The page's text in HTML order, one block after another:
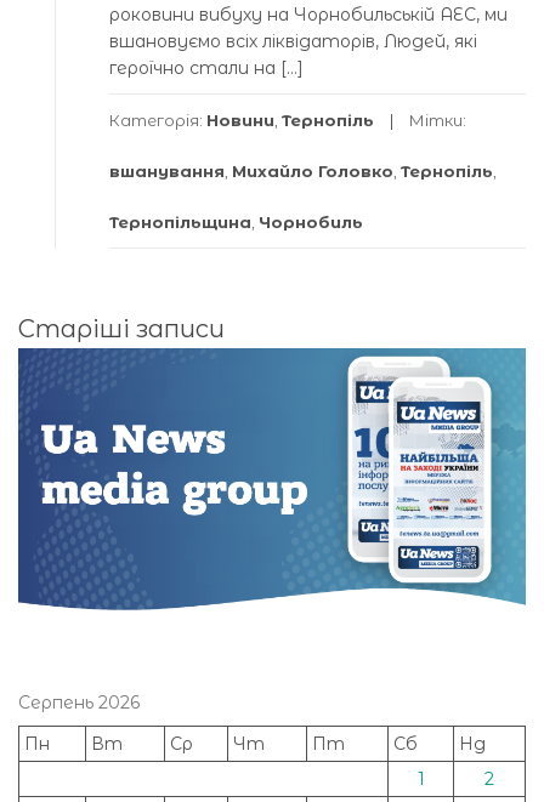
роковини вибуху на Чорнобильській АЕС, ми
вшановуємо всіх ліквідаторів, Людей, які
героїчно стали на […]
Категорія: Новини Тернопіль Мітки:
вшанування Михайло Головко Тернопіль
Тернопільщина Чорнобиль
Навігація
за
Старіші записи
Серпень 2026
Пн
Вт Ср Чт Пт Сб
Нд
1
2